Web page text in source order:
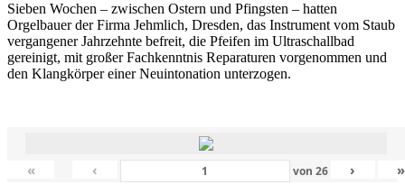
Sieben Wochen – zwischen Ostern und Pfingsten – hatten
Orgelbauer der Firma Jehmlich, Dresden, das Instrument vom Staub
vergangener Jahrzehnte befreit, die Pfeifen im Ultraschallbad
gereinigt, mit großer Fachkenntnis Reparaturen vorgenommen und
den Klangkörper einer Neuintonation unterzogen.
« ‹ von 26 › »